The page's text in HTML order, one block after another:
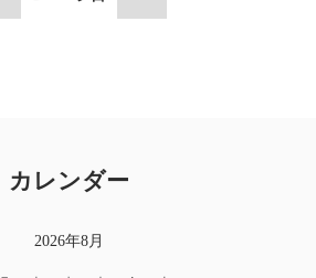
カレンダー
2026年8月